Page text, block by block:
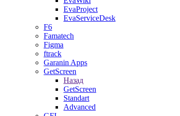
EvaProject
EvaServiceDesk
F6
Famatech
Figma
ftrack
Garanin Apps
GetScreen
Назад
GetScreen
Standart
Advanced